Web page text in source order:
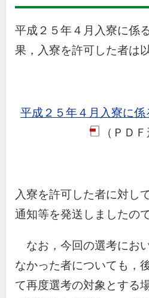
平成２５年４月入寮に係
果，入寮を許可した者は
平成２５年４月入寮に
pdf
（ＰＤＦ
入寮を許可した者に対し
通知等を発送しましたの
なお，今回の選考にお
なかった者についても，
て再度選考の対象とする